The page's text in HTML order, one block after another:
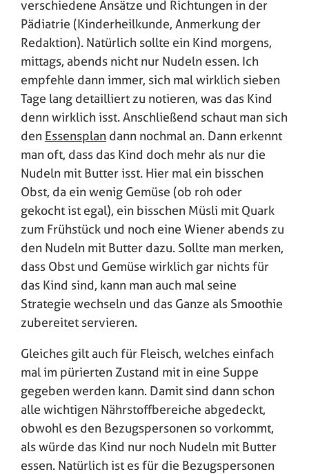
verschiedene Ansätze und Richtungen in der
Pädiatrie (Kinderheilkunde, Anmerkung der
Redaktion). Natürlich sollte ein Kind morgens,
mittags, abends nicht nur Nudeln essen. Ich
empfehle dann immer, sich mal wirklich sieben
Tage lang detailliert zu notieren, was das Kind
denn wirklich isst. Anschließend schaut man sich
den Essensplan dann nochmal an. Dann erkennt
man oft, dass das Kind doch mehr als nur die
Nudeln mit Butter isst. Hier mal ein bisschen
Obst, da ein wenig Gemüse (ob roh oder
gekocht ist egal), ein bisschen Müsli mit Quark
zum Frühstück und noch eine Wiener abends zu
den Nudeln mit Butter dazu. Sollte man merken,
dass Obst und Gemüse wirklich gar nichts für
das Kind sind, kann man auch mal seine
Strategie wechseln und das Ganze als Smoothie
zubereitet servieren.
Gleiches gilt auch für Fleisch, welches einfach
mal im pürierten Zustand mit in eine Suppe
gegeben werden kann. Damit sind dann schon
alle wichtigen Nährstoffbereiche abgedeckt,
obwohl es den Bezugspersonen so vorkommt,
als würde das Kind nur noch Nudeln mit Butter
essen. Natürlich ist es für die Bezugspersonen